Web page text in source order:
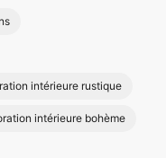
intérieure rustique
intérieure bohème